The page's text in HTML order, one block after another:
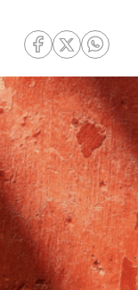
RRSS Facebook
RRSSRRSS